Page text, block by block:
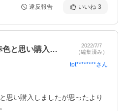
違反報告 いいね 3
写真を見てくすんだ赤色と思い購入しまし…
2022/7/7
（編集済み）
tot********さん
思い購入しましたが思ったより